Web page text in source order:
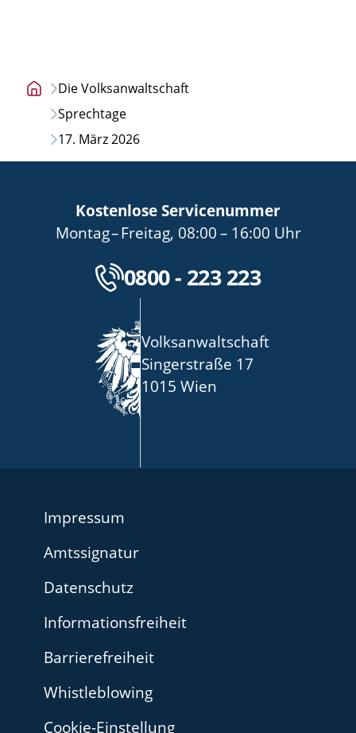
Startseite
Die Volksanwaltschaft
Sprechtage
17. März 2026
Kostenlose Servicenummer
Montagbis
–Freitag, von
08:00– bis
16:00 Uhr
Kostenlose
0800 - 223 223
Volksanwaltschaft
Singerstraße 17
1015 Wien
Impressum
Amtssignatur
Datenschutz
Informationsfreiheit
Barrierefreiheit
Whistleblowing
Cookie-Einstellung